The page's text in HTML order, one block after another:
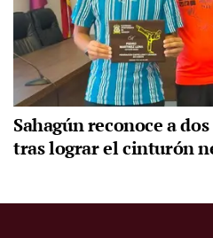
Sahagún reconoce a
tras lograr el cinturón